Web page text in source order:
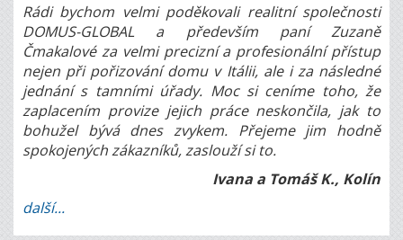
Rádi bychom velmi poděkovali realitní společnosti
DOMUS-GLOBAL a především paní Zuzaně
Čmakalové za velmi precizní a profesionální přístup
nejen při pořizování domu v Itálii, ale i za následné
jednání s tamními úřady. Moc si ceníme toho, že
zaplacením provize jejich práce neskončila, jak to
bohužel bývá dnes zvykem. Přejeme jim hodně
spokojených zákazníků, zaslouží si to.
Ivana a Tomáš K., Kolín
další...